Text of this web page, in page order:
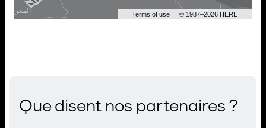
Terms of use © 1987–2026 HERE
Que disent nos partenaires ?